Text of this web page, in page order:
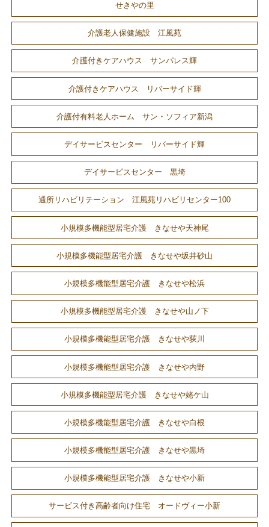
せきやの里
介護老人保健施設 江風苑
介護付きケアハウス サンパレス輝
介護付きケアハウス リバーサイド輝
介護付有料老人ホーム サン・ソフィア新潟
デイサービスセンター リバーサイド輝
デイサービスセンター 黒埼
通所リハビリテーション 江風苑リハビリセンター100
小規模多機能型居宅介護 きなせや天神尾
小規模多機能型居宅介護 きなせや坂井砂山
小規模多機能型居宅介護 きなせや松浜
小規模多機能型居宅介護 きなせや山ノ下
小規模多機能型居宅介護 きなせや荻川
小規模多機能型居宅介護 きなせや内野
小規模多機能型居宅介護 きなせや姥ケ山
小規模多機能型居宅介護 きなせや白根
小規模多機能型居宅介護 きなせや黒埼
小規模多機能型居宅介護 きなせや小新
サービス付き高齢者向け住宅 オードヴィー小新